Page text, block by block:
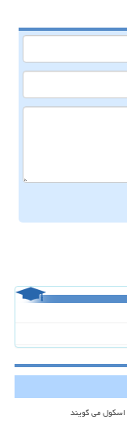
اسکول می گویند